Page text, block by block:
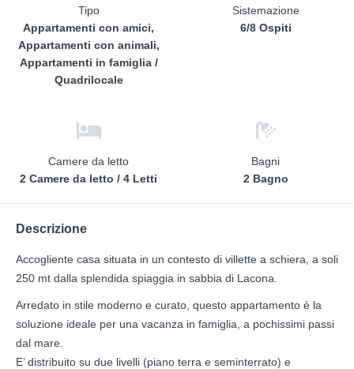
Tipo
Appartamenti con amici,
Appartamenti con animali,
Appartamenti in famiglia /
Quadrilocale
Sistemazione
6/8 Ospiti
Camere da letto
2 Camere da letto / 4 Letti
Bagni
2 Bagno
Descrizione
Accogliente casa situata in un contesto di villette a schiera, a soli
250 mt dalla splendida spiaggia in sabbia di Lacona.
Arredato in stile moderno e curato, questo appartamento è la
soluzione ideale per una vacanza in famiglia, a pochissimi passi
dal mare.
E’ distribuito su due livelli (piano terra e seminterrato) e